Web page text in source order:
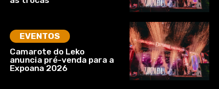
EVENTOS
Camarote do Leko
anuncia pré-venda para a
Expoana 2026